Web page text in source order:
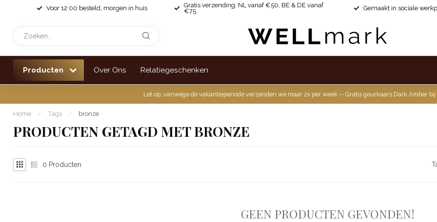
Voor 12:00 besteld, morgen in huis
Gratis verzending: NL vanaf €50, BE & DE vanaf
€75
Gemaakt in sociale
Producten Over Ons Relatiegeschenken
Let op: vanwege de vakantieperiode verzenden we maar 2x per week -- Gratis geurkaars Dark Amber
Home / Tags / bronze
PRODUCTEN GETAGD MET BRONZE
0 Producten
GEEN PRODUCTEN GEVONDEN!